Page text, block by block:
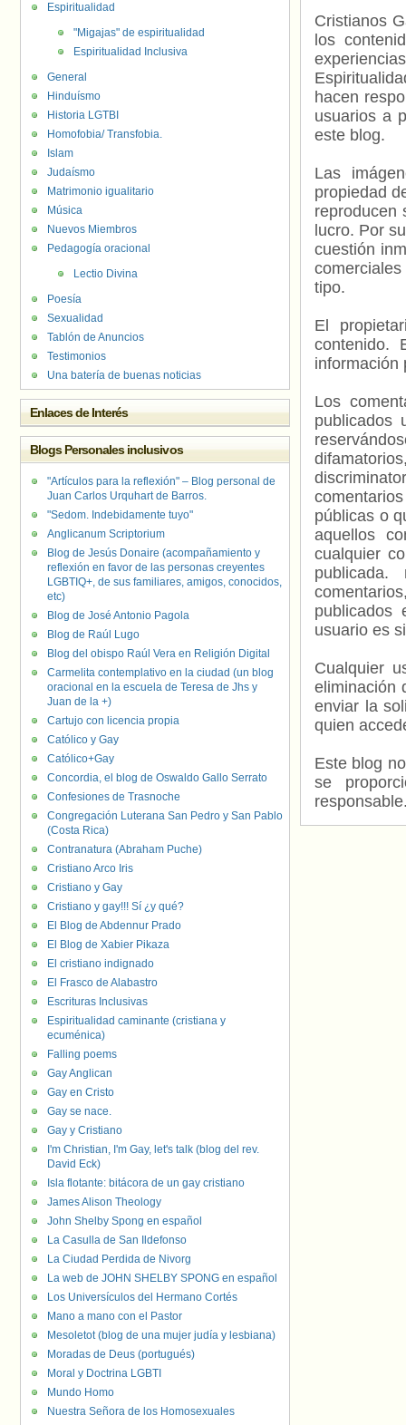
Cristianos
los
hacen
usuarios a
este blog.
Las
propiedad
reproducen
lucro. Por
cuestión
tipo.
El
contenido.
información
Los
publicados
públicas o
aquellos
cualquier
usuario es
Cualquier
eliminación
enviar la
quien
Este blog
se
Espiritualidad
"Migajas" de espiritualidad
Espiritualidad Inclusiva
General
Hinduísmo
Historia LGTBI
Homofobia/ Transfobia.
Islam
Judaísmo
Matrimonio igualitario
Música
Nuevos Miembros
Pedagogía oracional
Lectio Divina
Poesía
Sexualidad
Tablón de Anuncios
Testimonios
Una batería de buenas noticias
Enlaces de Interés
Blogs Personales inclusivos
"Artículos para la reflexión" – Blog personal de
Juan Carlos Urquhart de Barros.
"Sedom. Indebidamente tuyo"
Anglicanum Scriptorium
Blog de Jesús Donaire (acompañamiento y
reflexión en favor de las personas creyentes
LGBTIQ+, de sus familiares, amigos, conocidos,
etc)
Blog de José Antonio Pagola
Blog de Raúl Lugo
Blog del obispo Raúl Vera en Religión Digital
Carmelita contemplativo en la ciudad (un blog
oracional en la escuela de Teresa de Jhs y
Juan de la +)
Cartujo con licencia propia
Católico y Gay
Católico+Gay
Concordia, el blog de Oswaldo Gallo Serrato
Confesiones de Trasnoche
Congregación Luterana San Pedro y San Pablo
(Costa Rica)
Contranatura (Abraham Puche)
Cristiano Arco Iris
Cristiano y Gay
Cristiano y gay!!! Sí ¿y qué?
El Blog de Abdennur Prado
El Blog de Xabier Pikaza
El cristiano indignado
El Frasco de Alabastro
Escrituras Inclusivas
Espiritualidad caminante (cristiana y
ecuménica)
Falling poems
Gay Anglican
Gay en Cristo
Gay se nace.
Gay y Cristiano
I'm Christian, I'm Gay, let's talk (blog del rev.
David Eck)
Isla flotante: bitácora de un gay cristiano
James Alison Theology
John Shelby Spong en español
La Casulla de San Ildefonso
La Ciudad Perdida de Nivorg
La web de JOHN SHELBY SPONG en español
Los Universículos del Hermano Cortés
Mano a mano con el Pastor
Mesoletot (blog de una mujer judía y lesbiana)
Moradas de Deus (portugués)
Moral y Doctrina LGBTI
Mundo Homo
Nuestra Señora de los Homosexuales